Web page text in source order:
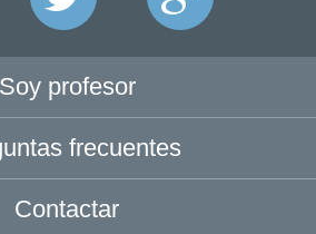
Soy profesor
frecuentes
Contactar